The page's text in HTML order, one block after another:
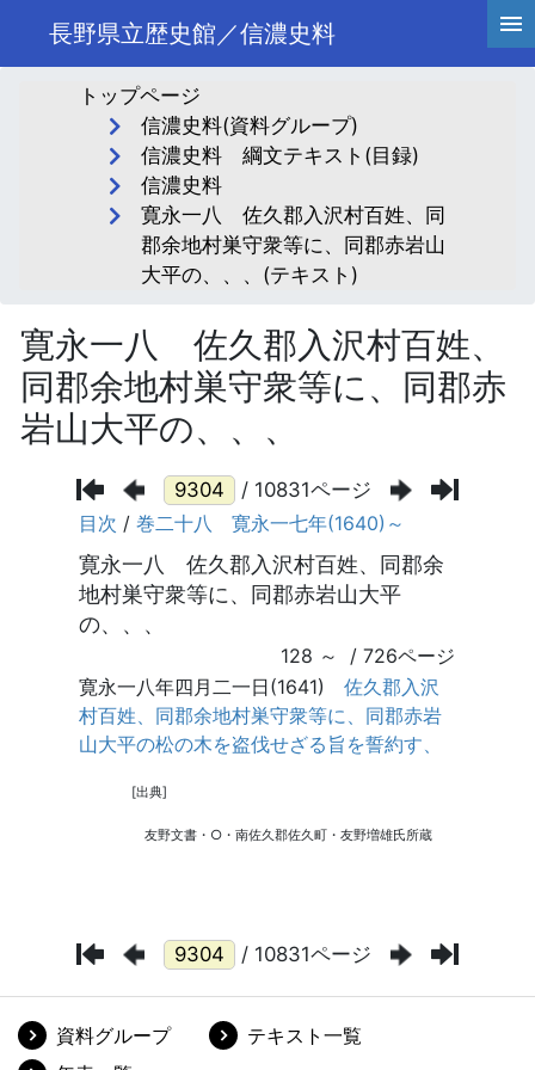
長野県立歴史館／信濃史料
トップページ
信濃史料(資料グループ)
信濃史料 綱文テキスト(目録)
信濃史料
寛永一八 佐久郡入沢村百姓、同
郡余地村巣守衆等に、同郡赤岩山
大平の、、、(テキスト)
寛永一八 佐久郡入沢村百姓、
同郡余地村巣守衆等に、同郡赤
岩山大平の、、、
/ 10831ページ
/ 10831ページ
資料グループ
テキスト一覧